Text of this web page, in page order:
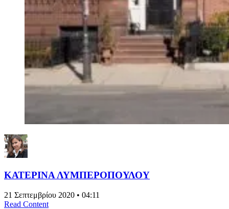
ΚΑΤΕΡΙΝΑ ΛΥΜΠΕΡΟΠΟΥΛΟΥ
21 Σεπτεμβρίου 2020 • 04:11
Read Content